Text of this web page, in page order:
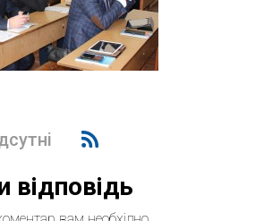
відповідь